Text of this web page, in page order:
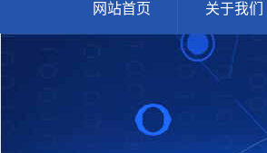
网站首页 关于我们